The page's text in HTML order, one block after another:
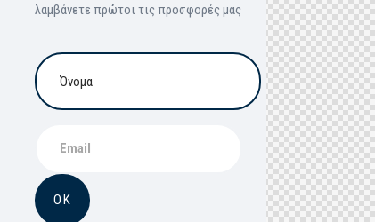
λαμβάνετε πρώτοι τις προσφορές μας